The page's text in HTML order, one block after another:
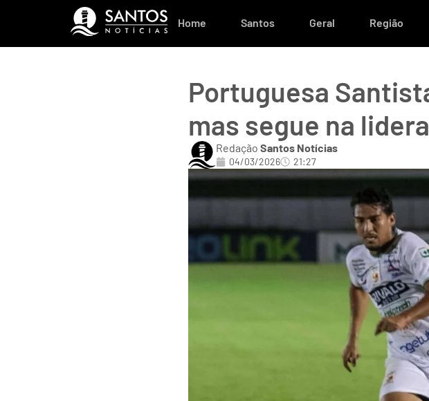
Home Santos Geral Região
Portuguesa
mas segue na
Redação Santos Notícias
04/03/2026 21:27